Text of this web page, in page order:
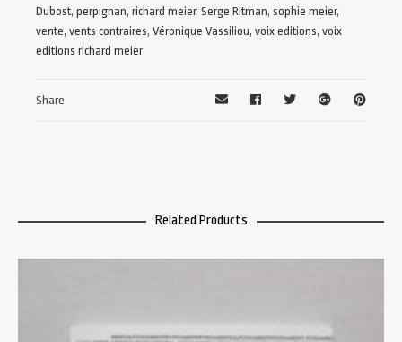
Dubost, perpignan, richard meier, Serge Ritman, sophie meier,
vente, vents contraires, Véronique Vassiliou, voix editions, voix
editions richard meier
Share
Related Products